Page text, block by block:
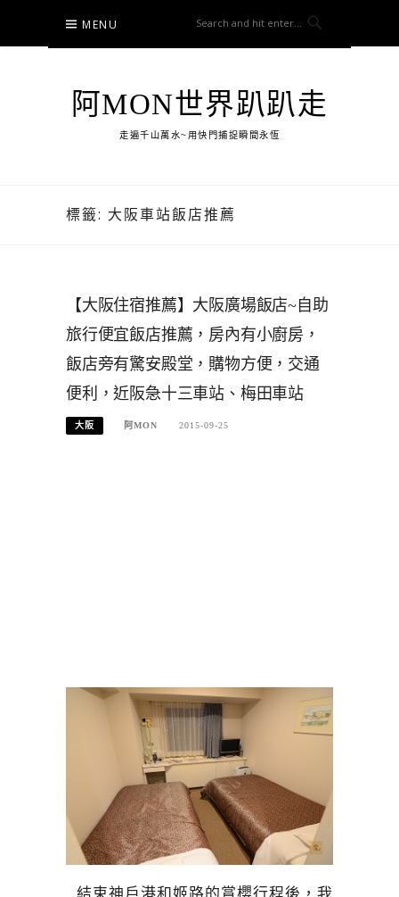
content
MENU
阿MON世界趴趴走
走遍千山萬水~用快門捕捉瞬間永恆
標籤: 大阪車站飯店推薦
【大阪住宿推薦】大阪廣場飯店~自助
旅行便宜飯店推薦，房內有小廚房，
飯店旁有驚安殿堂，購物方便，交通
便利，近阪急十三車站、梅田車站
大阪 阿MON 2015-09-25
結束神戶港和姬路的賞櫻行程後，我